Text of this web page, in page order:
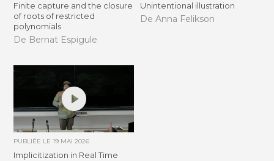
Finite capture and the closure
of roots of restricted
polynomials
De Bernat Espigule
Unintentional illustration
De Anna Felikson
PUBLIÉE LE19 MAI 2026
Implicitization in Real Time